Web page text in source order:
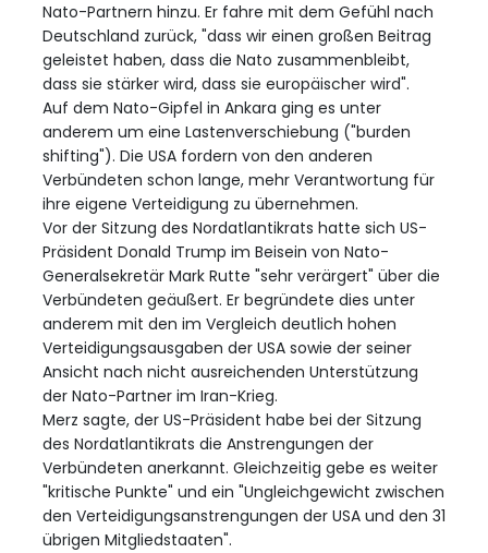
Nato-Partnern hinzu. Er fahre mit dem Gefühl nach
Deutschland zurück, "dass wir einen großen Beitrag
geleistet haben, dass die Nato zusammenbleibt,
dass sie stärker wird, dass sie europäischer wird".
Auf dem Nato-Gipfel in Ankara ging es unter
anderem um eine Lastenverschiebung ("burden
shifting"). Die USA fordern von den anderen
Verbündeten schon lange, mehr Verantwortung für
ihre eigene Verteidigung zu übernehmen.
Vor der Sitzung des Nordatlantikrats hatte sich US-
Präsident Donald Trump im Beisein von Nato-
Generalsekretär Mark Rutte "sehr verärgert" über die
Verbündeten geäußert. Er begründete dies unter
anderem mit den im Vergleich deutlich hohen
Verteidigungsausgaben der USA sowie der seiner
Ansicht nach nicht ausreichenden Unterstützung
der Nato-Partner im Iran-Krieg.
Merz sagte, der US-Präsident habe bei der Sitzung
des Nordatlantikrats die Anstrengungen der
Verbündeten anerkannt. Gleichzeitig gebe es weiter
"kritische Punkte" und ein "Ungleichgewicht zwischen
den Verteidigungsanstrengungen der USA und den 31
übrigen Mitgliedstaaten".